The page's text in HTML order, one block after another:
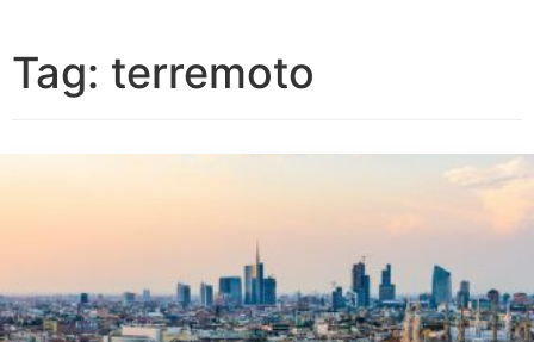
Tag: terremoto